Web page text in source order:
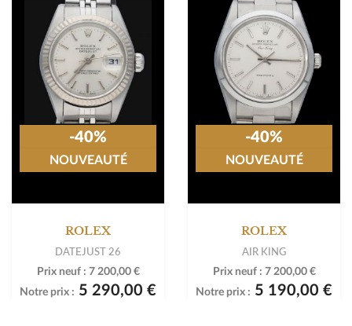
ROLEX
DATEJUST 26
Prix neuf : 7 200,00 €
Notre prix : 5 290,00 €
-40%
NOUVEAUTÉ
ROLEX
AIR KING
Prix neuf : 7 200,00 €
Notre prix : 5 190,00 €
-40%
NOUVEAUTÉ